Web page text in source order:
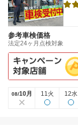
参考車検価格
法定24ヶ月点検対象
08/10月 11火 12水